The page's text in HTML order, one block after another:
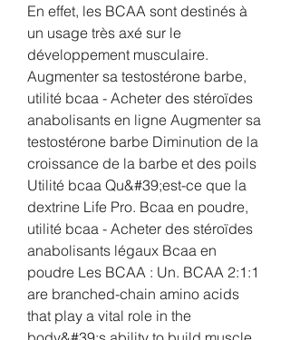
En effet, les BCAA sont destinés à
un usage très axé sur le
développement musculaire.
Augmenter sa testostérone barbe,
utilité bcaa - Acheter des stéroïdes
anabolisants en ligne Augmenter sa
testostérone barbe Diminution de la
croissance de la barbe et des poils
Utilité bcaa Qu&#39;est-ce que la
dextrine Life Pro. Bcaa en poudre,
utilité bcaa - Acheter des stéroïdes
anabolisants légaux Bcaa en
poudre Les BCAA : Un. BCAA 2:1:1
are branched-chain amino acids
that play a vital role in the